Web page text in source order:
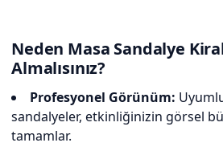
Neden Masa Sandalye
Almalısınız?
Profesyonel Görünüm:
sandalyeler, etkinliğinizin görsel
tamamlar.